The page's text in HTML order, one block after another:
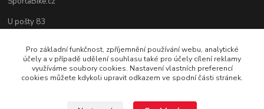
U pošty 83
tel.: +420 736 274 612
e-mail: info@sportabike.cz
Pro základní funkčnost, zpříjemnění používání webu, analytické
účely a v případě udělení souhlasu také pro účely cílení reklamy
využíváme soubory cookies. Nastavení vlastních preferencí
cookies můžete kdykoli upravit odkazem ve spodní části stránek.